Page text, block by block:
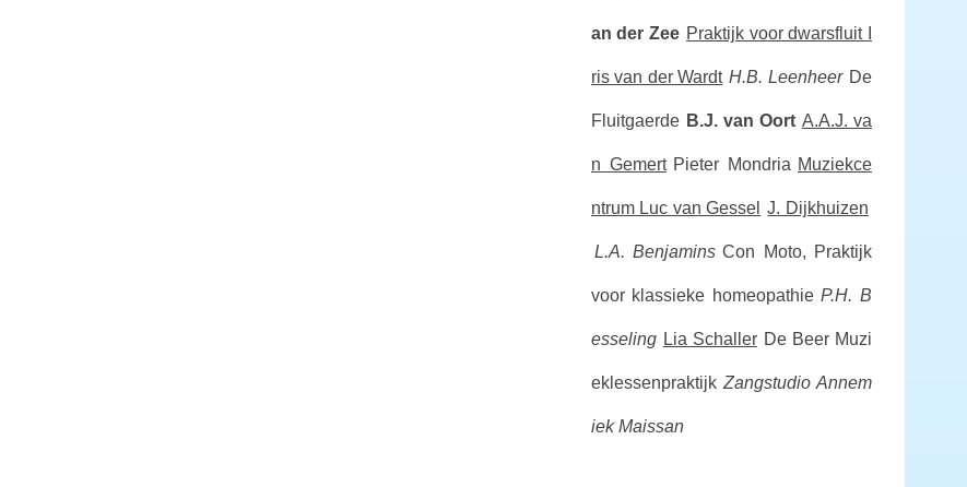
an der Zee Praktijk voor dwarsfluit I
ris van der Wardt H.B. Leenheer De
Fluitgaerde B.J. van Oort A.A.J. va
n Gemert Pieter Mondria Muziekce
ntrum Luc van Gessel J. Dijkhuizen
L.A. Benjamins Con Moto, Praktijk
voor klassieke homeopathie P.H. B
esseling Lia Schaller De Beer Muzi
eklessenpraktijk Zangstudio Annem
iek Maissan